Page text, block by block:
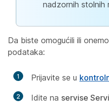
nadzornih stolnih
Da biste omogućili ili
podataka:
1 Prijavite se u
2 Idite na servise